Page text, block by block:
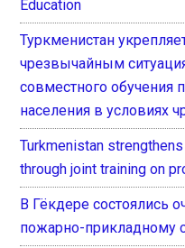
Education
Туркменистан
чрезвычайным
совместного обучения
населения в условиях
Turkmenistan
through joint training on
В Гёкдере состоялись
пожарно-прикладному